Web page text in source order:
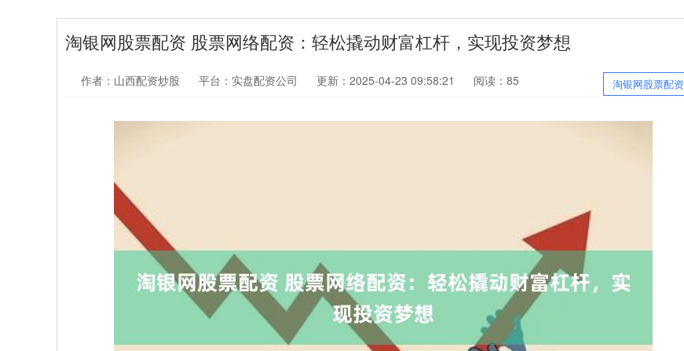
淘银网股票配资 股票网络配资：轻松撬动财富杠杆，实现投资梦想
淘银网股票配资
作者：山西配资炒股 平台：实盘配资公司 更新：2025-04-23 09:58:21 阅读：85